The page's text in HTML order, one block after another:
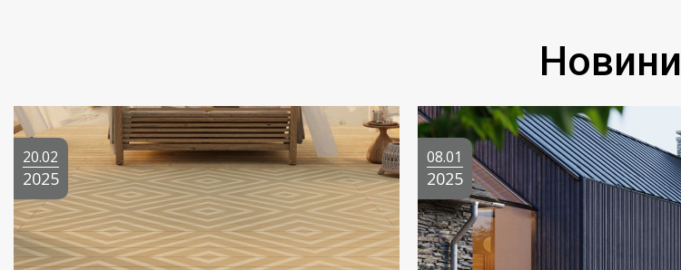
Новини
20.02
2025
08.01
2025